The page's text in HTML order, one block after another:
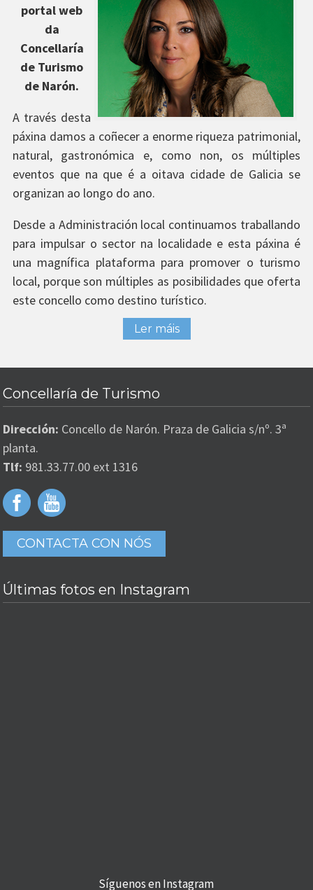
portal web
da
Concellaría
de Turismo
de Narón.
A través desta
páxina damos a coñecer a enorme riqueza patrimonial,
natural, gastronómica e, como non, os múltiples
eventos que na que é a oitava cidade de Galicia se
organizan ao longo do ano.
Desde a Administración local continuamos traballando
para impulsar o sector na localidade e esta páxina é
una magnífica plataforma para promover o turismo
local, porque son múltiples as posibilidades que oferta
este concello como destino turístico.
Ler máis
Concellaría de Turismo
Dirección: Concello de Narón. Praza de Galicia s/nº. 3ª
planta.
Tlf: 981.33.77.00 ext 1316
CONTACTA CON NÓS
Últimas fotos en Instagram
Síguenos en Instagram